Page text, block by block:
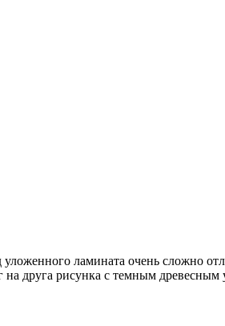
ламината очень сложно
друга рисунка с темным